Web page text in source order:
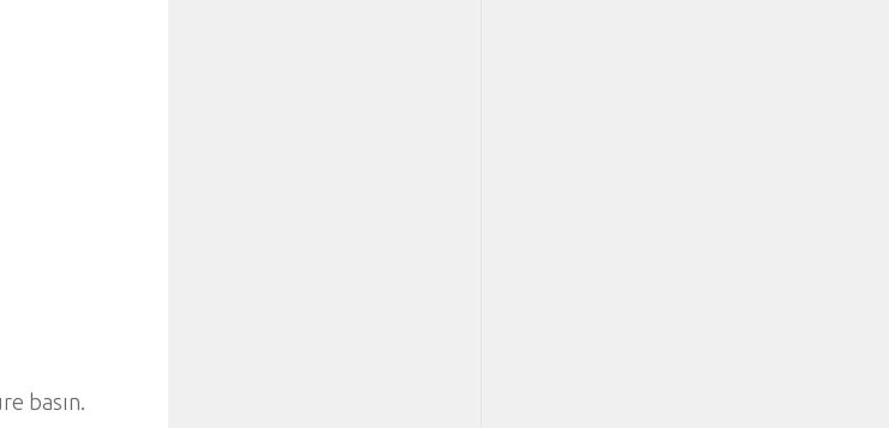
basın.